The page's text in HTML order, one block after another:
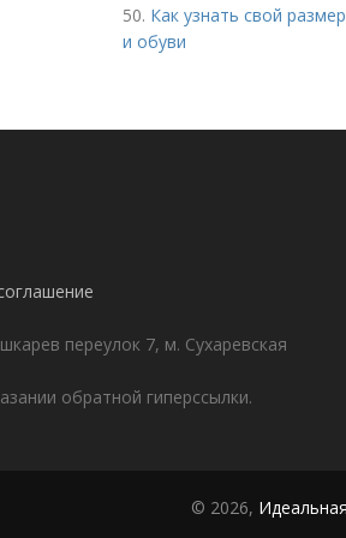
50. Как узнать свой
и обуви
переулок 7, м. Сухаревская
обратной гиперссылки.
© 2026,